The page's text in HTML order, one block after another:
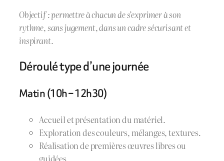
Objectif : permettre à chacun de s’exprimer à son
rythme, sans jugement, dans un cadre sécurisant et
inspirant.
Déroulé type d’une journée
Matin (10h – 12h30)
Accueil et présentation du matériel.
Exploration des couleurs, mélanges, textures.
Réalisation de premières œuvres libres ou
guidées.